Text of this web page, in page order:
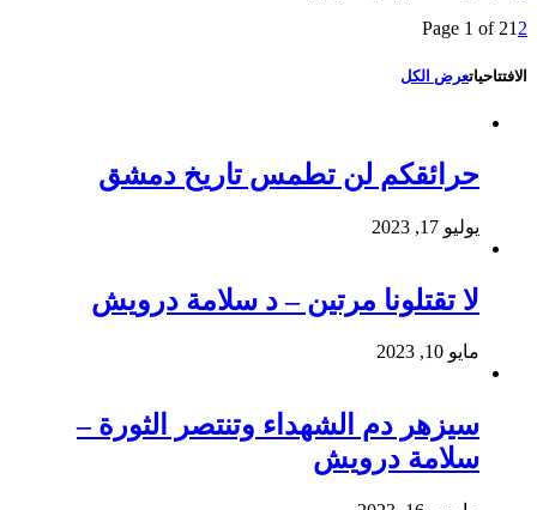
Page 1 of 212
الافتتاحياتعرض الكل
حرائقكم لن تطمس تاريخ دمشق
يوليو 17, 2023
لا تقتلونا مرتين – د سلامة درويش
مايو 10, 2023
سيزهر دم الشهداء وتنتصر الثورة –
سلامة درويش